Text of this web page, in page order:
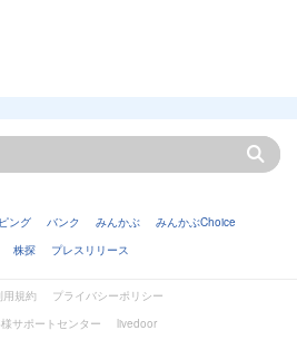
ング バンク みんかぶ
みんかぶChoice
株探 プレスリリース
用規約
プライバシーポリシー
サポートセンター
livedoor